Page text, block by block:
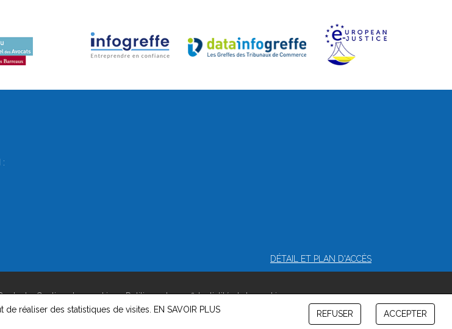
:
DÉTAIL ET PLAN D'ACCÈS
-Gestion des cookies-Politique de confidentialité et de cookies
réaliser des statistiques de visites. EN SAVOIR PLUS REFUSER ACCEPTER